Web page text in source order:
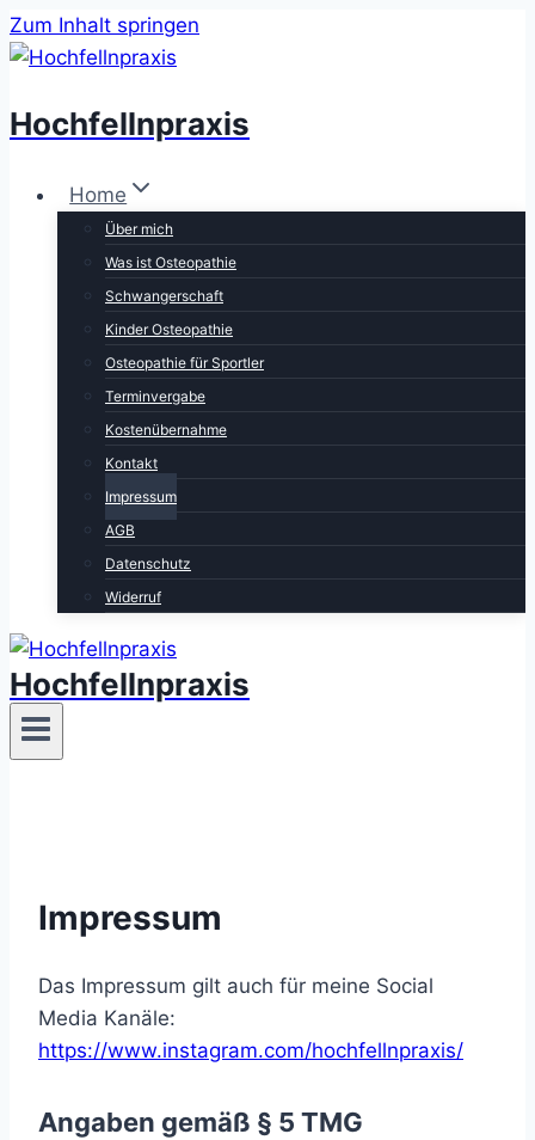
Zum Inhalt springen
Hochfellnpraxis
Home
Über mich
Was ist Osteopathie
Schwangerschaft
Kinder Osteopathie
Osteopathie für Sportler
Terminvergabe
Kostenübernahme
Kontakt
Impressum
AGB
Datenschutz
Widerruf
Hochfellnpraxis
Impressum
Das Impressum gilt auch für meine Social
Media Kanäle:
https://www.instagram.com/hochfellnpraxis/
Angaben gemäß § 5 TMG